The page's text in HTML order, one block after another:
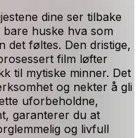
dine ser tilbake
huske hva som
det føltes. Den dristige,
film løfter
til mytiske minner. Det
og nekter å gli
uforbeholdne,
garanterer du at
og livfull